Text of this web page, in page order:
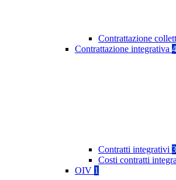
Contrattazione
Contrattazione integrativa 4
Contratti integrativi 3
Costi contratti
OIV 1